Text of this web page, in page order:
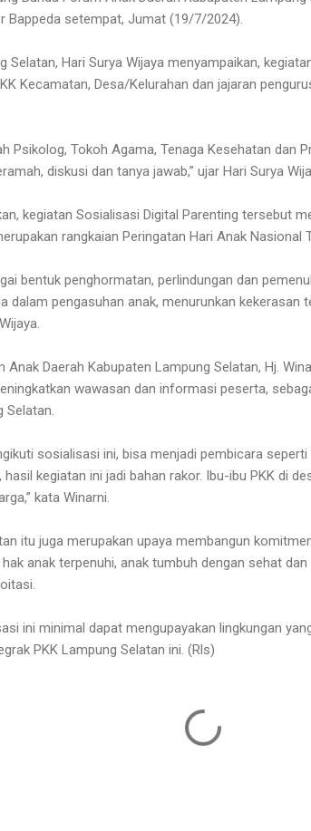
Bappeda setempat, Jumat (19/7/2024).
Selatan, Hari Surya Wijaya menyampaikan,
Kecamatan, Desa/Kelurahan dan jajaran
Psikolog, Tokoh Agama, Tenaga Kesehatan dan
diskusi dan tanya jawab,” ujar Hari Surya
kegiatan Sosialisasi Digital Parenting tersebut
rangkaian Peringatan Hari Anak Nasional
bentuk penghormatan, perlindungan dan
dalam pengasuhan anak, menurunkan kekerasan
Anak Daerah Kabupaten Lampung Selatan, Hj.
wawasan dan informasi peserta,
Selatan.
sosialisasi ini, bisa menjadi pembicara
kegiatan ini jadi bahan rakor. Ibu-ibu PKK di
kata Winarni.
itu juga merupakan upaya membangun
anak terpenuhi, anak tumbuh dengan sehat
ini minimal dapat mengupayakan lingkungan
PKK Lampung Selatan ini. (Rls)